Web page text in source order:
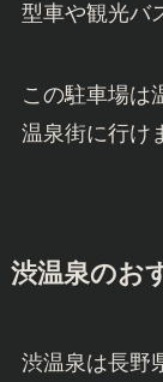
型車や観光バ
この駐車場は
温泉街に行け
渋温泉のお
渋温泉は長野